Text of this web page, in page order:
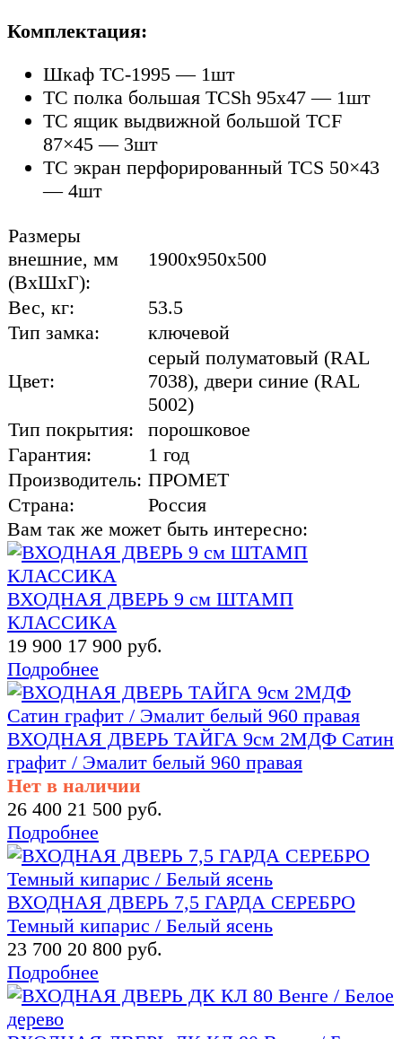
Комплектация:
Шкаф TC-1995 — 1шт
TC полка большая TCSh 95х47 — 1шт
TC ящик выдвижной большой TCF
87×45 — 3шт
TC экран перфорированный TCS 50×43
— 4шт
Размеры
внешние, мм
(ВхШхГ):
1900x950x500
Вес, кг:
53.5
Тип замка:
ключевой
Цвет:
cерый полуматовый (RAL
7038), двери синие (RAL
5002)
Тип покрытия:
порошковое
Гарантия:
1 год
Производитель: ПРОМЕТ
Страна:
Россия
Вам так же может быть интересно:
ВХОДНАЯ ДВЕРЬ 9 см ШТАМП
КЛАССИКА
19 900 17 900 руб.
Подробнее
ВХОДНАЯ ДВЕРЬ ТАЙГА 9см 2МДФ Сатин
графит / Эмалит белый 960 правая
Нет в наличии
26 400 21 500 руб.
Подробнее
ВХОДНАЯ ДВЕРЬ 7,5 ГАРДА СЕРЕБРО
Темный кипарис / Белый ясень
23 700 20 800 руб.
Подробнее